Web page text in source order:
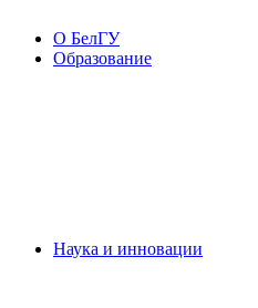
О БелГУ
Образование
Наука и инновации